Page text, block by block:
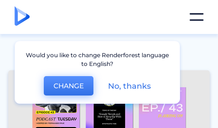
Would you like to change Renderforest language
to English?
CHANGE No, thanks